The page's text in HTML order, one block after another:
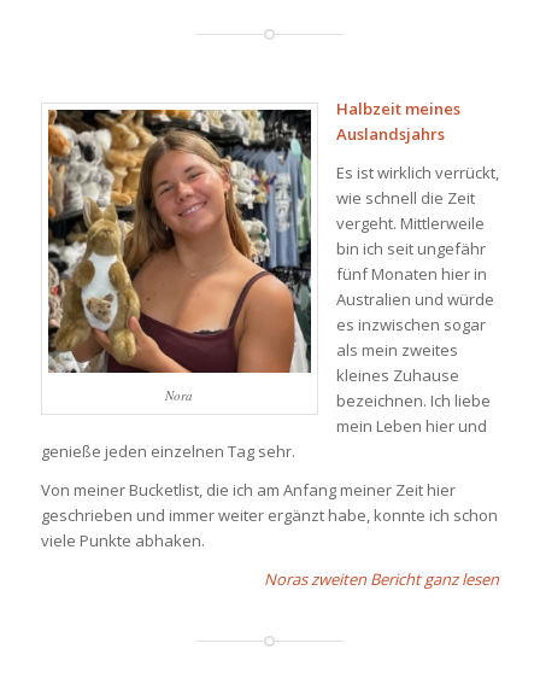
Nora
Halbzeit meines
Auslandsjahrs
Es ist wirklich verrückt,
wie schnell die Zeit
vergeht. Mittlerweile
bin ich seit ungefähr
fünf Monaten hier in
Australien und würde
es inzwischen sogar
als mein zweites
kleines Zuhause
bezeichnen. Ich liebe
mein Leben hier und
genieße jeden einzelnen Tag sehr.
Von meiner Bucketlist, die ich am Anfang meiner Zeit hier
geschrieben und immer weiter ergänzt habe, konnte ich schon
viele Punkte abhaken.
Noras zweiten Bericht ganz lesen